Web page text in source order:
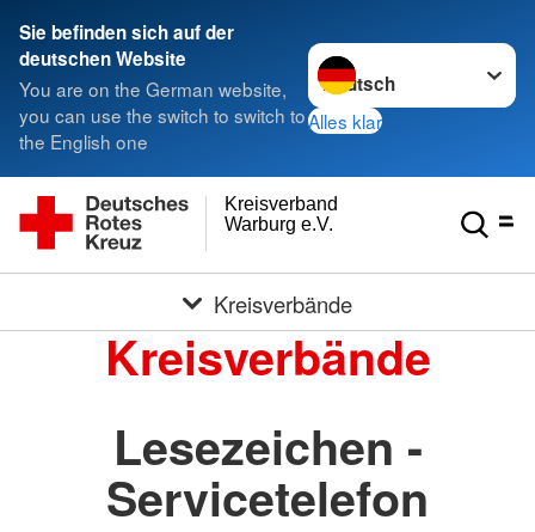
Sie befinden sich auf der
deutschen Website
You are on the German website,
you can use the switch to switch to
the English one
Sprache wechseln zu
Alles klar
Warburg e.V.
Kreisverband
Kreisverbände
Kreisverbände
Lesezeichen -
Servicetelefon